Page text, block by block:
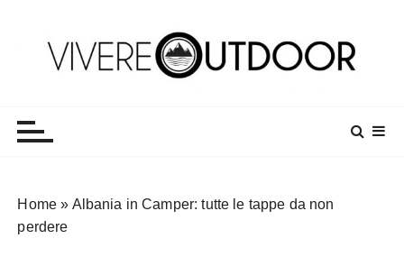
Home » Albania in Camper: tutte le tappe da non
perdere